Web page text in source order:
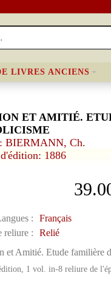
LIVRES ANCIENS
ET AMITIÉ.
BIERMANN, Ch.
1886
:
Français
reliure :
Relié
et Amitié. Etude familière
1 vol. in-8 reliure de